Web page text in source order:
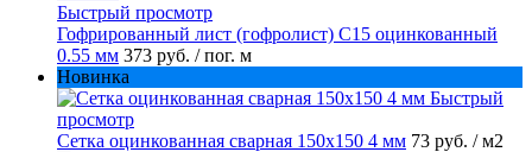
Быстрый просмотр
Гофрированный лист (гофролист) С15 оцинкованный
0.55 мм 373 руб. / пог. м
Новинка
Быстрый
просмотр
Сетка оцинкованная сварная 150х150 4 мм 73 руб. / м2